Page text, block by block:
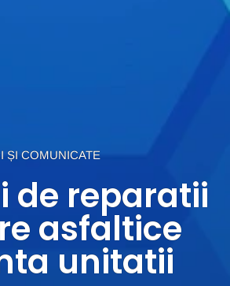
ȘI COMUNICATE
de reparatii
asfaltice
unitatii